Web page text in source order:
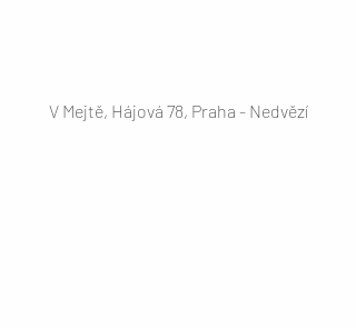
V Mejtě, Hájová 78, Praha - Nedvězí